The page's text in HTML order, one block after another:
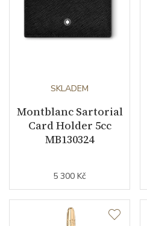
SKLADEM
Montblanc Sartorial
Card Holder 5cc
MB130324
5 300 Kč